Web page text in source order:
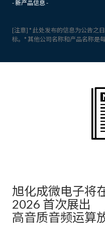
- 新产品信息 -
[注意] * 此处发布的信息为公告之
标。* 其他公司名称和产品名称是
旭化成微电子将
2026 首次展出
高音质音频运算